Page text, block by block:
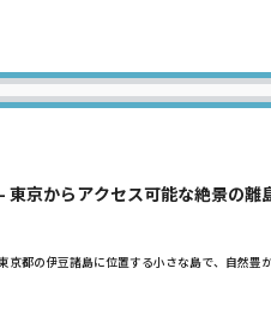
東京からアクセス可能な絶景の離
京都の伊豆諸島に位置する小さな島で、自然豊